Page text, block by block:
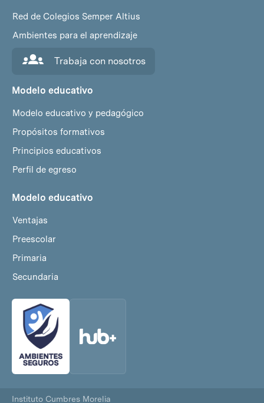
Red de Colegios Semper Altius
Ambientes para el aprendizaje
Trabaja con nosotros
Modelo educativo
Modelo educativo y pedagógico
Propósitos formativos
Principios educativos
Perfil de egreso
Modelo educativo
Ventajas
Preescolar
Primaria
Secundaria
Instituto Cumbres Morelia